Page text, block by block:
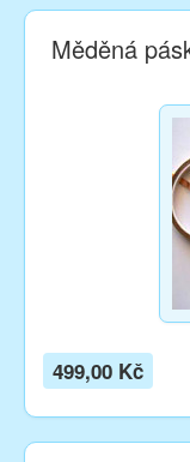
Měděná
499,00 Kč